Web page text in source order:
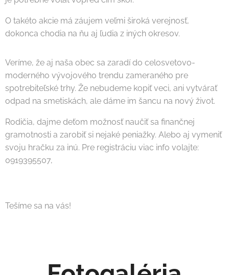
O takéto akcie má záujem veľmi široká verejnosť,
dokonca chodia na ňu aj ľudia z iných okresov.
Veríme, že aj naša obec sa zaradí do celosvetovo-
moderného vývojového trendu zameraného pre
spotrebiteľské trhy. Že nebudeme kopiť veci, ani vytvárať
odpad na smetiskách, ale dáme im šancu na nový život.
Rodičia, dajme deťom možnosť naučiť sa finančnej
gramotnosti a zarobiť si nejaké peniažky. Alebo aj vymeniť
svoju hračku za inú. Pre registráciu viac info volajte:
0919395507,
Tešíme sa na vás!